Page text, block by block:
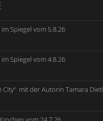
Spiegel vom 5.8.26
Spiegel vom 4.8.26
City“ mit der Autorin Tamara Dietl